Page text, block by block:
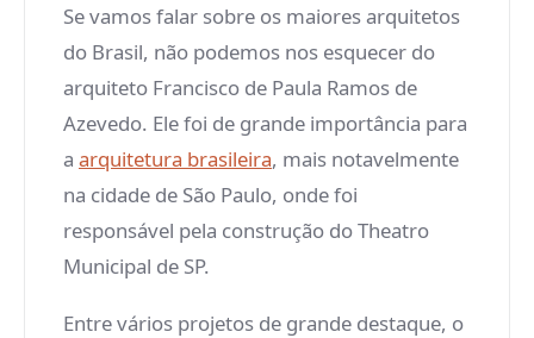
Se vamos falar sobre os maiores arquitetos
do Brasil, não podemos nos esquecer do
arquiteto Francisco de Paula Ramos de
Azevedo. Ele foi de grande importância para
a arquitetura brasileira, mais notavelmente
na cidade de São Paulo, onde foi
responsável pela construção do Theatro
Municipal de SP.
Entre vários projetos de grande destaque, o